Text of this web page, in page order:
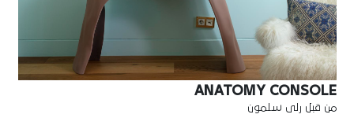
ANATOMY CONSOLE
من قبل رلى سلمون